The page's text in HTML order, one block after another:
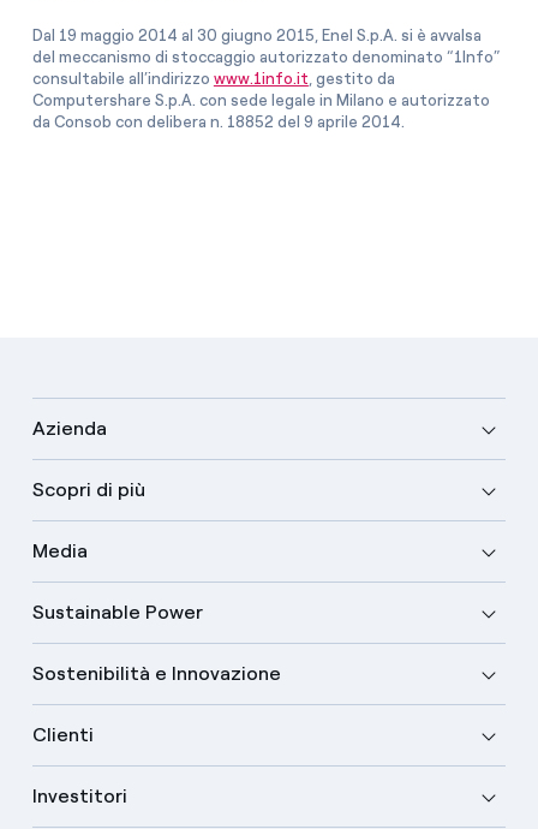
Dal 19 maggio 2014 al 30 giugno 2015, Enel S.p.A. si è avvalsa
del meccanismo di stoccaggio autorizzato denominato “1Info”
consultabile all’indirizzo www.1info.it , gestito da
Computershare S.p.A. con sede legale in Milano e autorizzato
da Consob con delibera n. 18852 del 9 aprile 2014.
Azienda
Scopri di più
Media
Sustainable Power
Sostenibilità e Innovazione
Clienti
Investitori